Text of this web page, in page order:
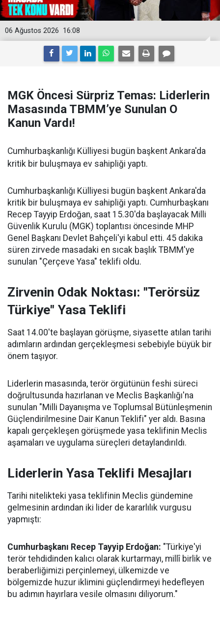
16:08
06 Ağustos 2026
MGK Öncesi Sürpriz Temas: Liderlerin
Masasında TBMM’ye Sunulan O
Kanun Vardı!
Cumhurbaşkanlığı Külliyesi bugün başkent Ankara'da
kritik bir buluşmaya ev sahipliği yaptı.
Cumhurbaşkanlığı Külliyesi bugün başkent Ankara'da
kritik bir buluşmaya ev sahipliği yaptı. Cumhurbaşkanı
Recep Tayyip Erdoğan, saat 15.30'da başlayacak Milli
Güvenlik Kurulu (MGK) toplantısı öncesinde MHP
Genel Başkanı Devlet Bahçeli'yi kabul etti. 45 dakika
süren zirvede masadaki en sıcak başlık TBMM'ye
sunulan "Çerçeve Yasa" teklifi oldu.
Zirvenin Odak Noktası: "Terörsüz
Türkiye" Yasa Teklifi
Saat 14.00'te başlayan görüşme, siyasette atılan tarihi
adımların ardından gerçekleşmesi sebebiyle büyük bir
önem taşıyor.
Liderlerin masasında, terör örgütünün feshi süreci
doğrultusunda hazırlanan ve Meclis Başkanlığı'na
sunulan "Milli Dayanışma ve Toplumsal Bütünleşmenin
Güçlendirilmesine Dair Kanun Teklifi" yer aldı. Basına
kapalı gerçekleşen görüşmede yasa teklifinin Meclis
aşamaları ve uygulama süreçleri detaylandırıldı.
Liderlerin Yasa Teklifi Mesajları
Tarihi nitelikteki yasa teklifinin Meclis gündemine
gelmesinin ardından iki lider de kararlılık vurgusu
yapmıştı:
Cumhurbaşkanı Recep Tayyip Erdoğan: "Türkiye'yi
terör tehdidinden kalıcı olarak kurtarmayı, millî birlik ve
beraberliğimizi perçinlemeyi, ülkemizde ve
bölgemizde huzur iklimini güçlendirmeyi hedefleyen
bu adımın hayırlara vesile olmasını diliyorum."